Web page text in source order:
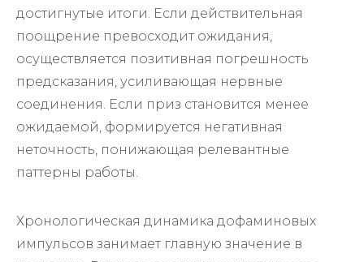
достигнутые итоги. Если действительная
поощрение превосходит ожидания,
осуществляется позитивная погрешность
предсказания, усиливающая нервные
соединения. Если приз становится менее
ожидаемой, формируется негативная
неточность, понижающая релевантные
паттерны работы.
Хронологическая динамика дофаминовых
импульсов занимает главную значение в